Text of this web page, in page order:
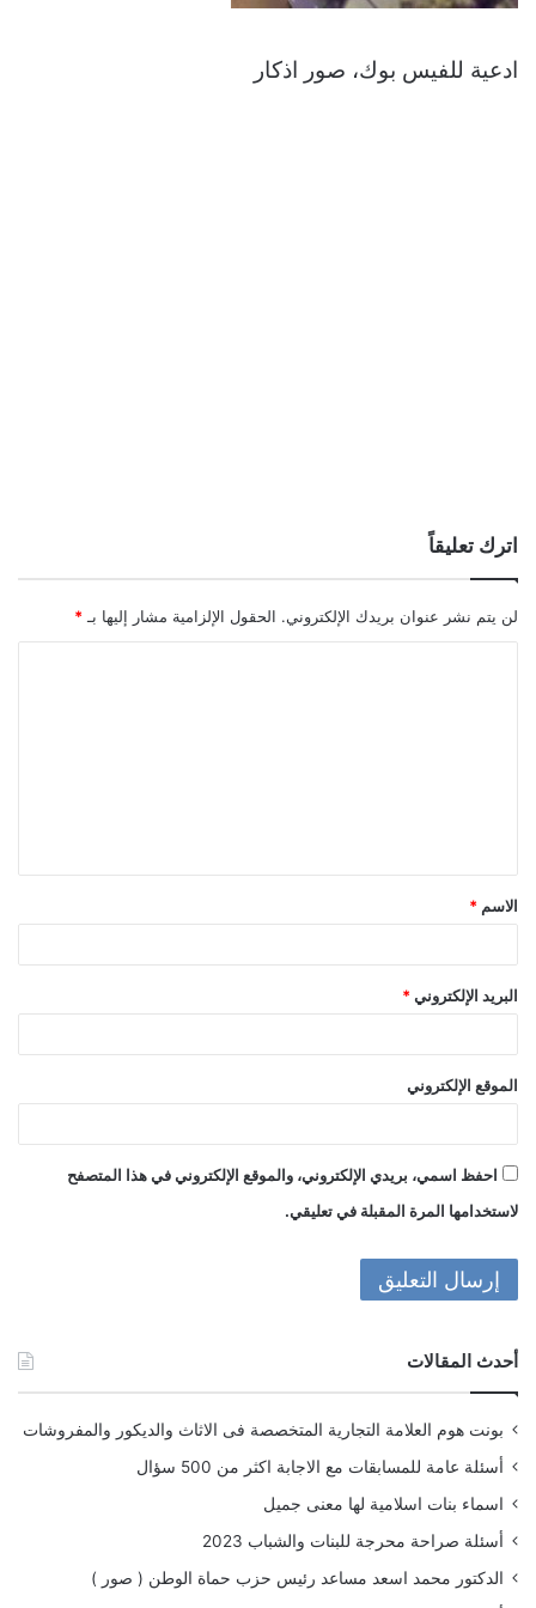
ادعية للفيس بوك، صور اذكار
اترك تعليقاً
لن يتم نشر عنوان بريدك الإلكتروني. الحقول الإلزامية مشار إليها بـ *
ق
*
الاسم *
البريد الإلكتروني *
الموقع الإلكتروني
احفظ اسمي، بريدي الإلكتروني، والموقع الإلكتروني في هذا المتصفح
لاستخدامها المرة المقبلة في تعليقي.
أحدث المقالات
بونت هوم العلامة التجارية المتخصصة فى الاثاث والديكور والمفروشات
أسئلة عامة للمسابقات مع الاجابة اكثر من 500 سؤال
اسماء بنات اسلامية لها معنى جميل
أسئلة صراحة محرجة للبنات والشباب 2023
الدكتور محمد اسعد مساعد رئيس حزب حماة الوطن ( صور )